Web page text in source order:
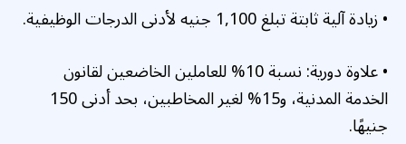
• زيادة آلية ثابتة تبلغ 1,100 جنيه لأدنى الدرجات الوظيفية.
• علاوة دورية: نسبة 10% للعاملين الخاضعين لقانون
الخدمة المدنية، و15% لغير المخاطبين، بحد أدنى 150
جنيهًا.